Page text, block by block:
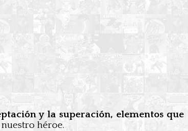
y la superación, elementos que
héroe.